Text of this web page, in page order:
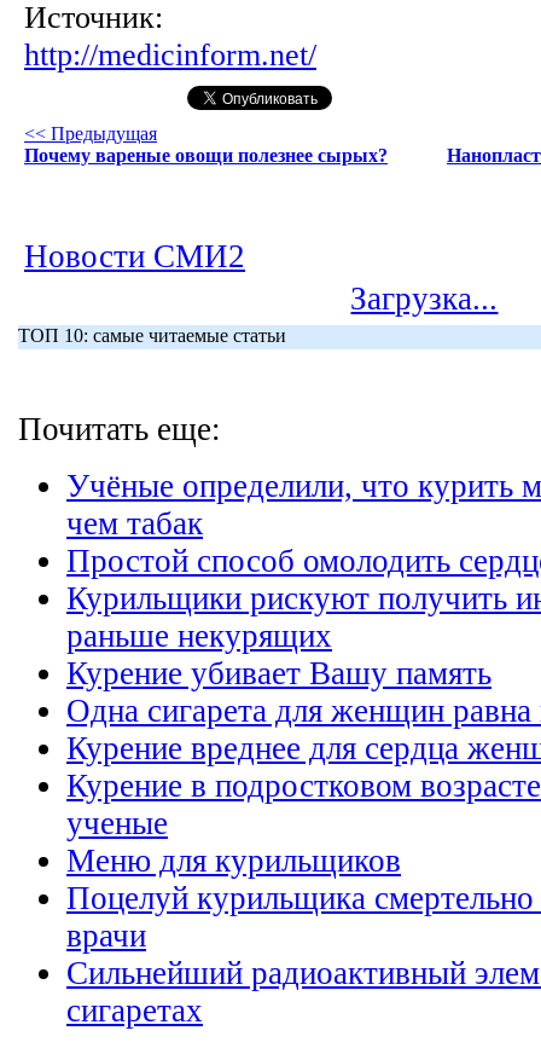
Источник:
http://medicinform.net/
<< Предыдущая
Почему вареные овощи полезнее сырых?
Новости СМИ2
Загрузка...
ТОП 10: самые читаемые статьи
Почитать еще:
Учёные определили, что курить
чем табак
Простой способ омолодить
Курильщики рискуют получить
раньше некурящих
Курение убивает Вашу память
Одна сигарета для женщин
Курение вреднее для сердца
Курение в подростковом
ученые
Меню для курильщиков
Поцелуй курильщика смертельно
врачи
Сильнейший радиоактивный
сигаретах